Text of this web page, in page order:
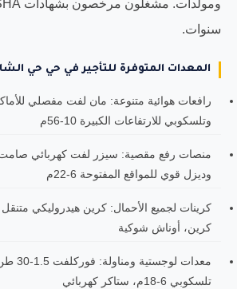
سنوات.
المعدات المتوفرة للتأجير في حي حي
رافعات هوائية متنوعة: مان لفت مفصلي
وتلسكوبي للارتفاعات الكبيرة 10-56م
منصات رفع مقصية: سيزر لفت كهربائي صامت
وديزل قوي للمواقع المفتوحة 6-22م
كرين، أوناش شوكية
معدات
تلسكوبي 6-18م، ستاكر كهربائي